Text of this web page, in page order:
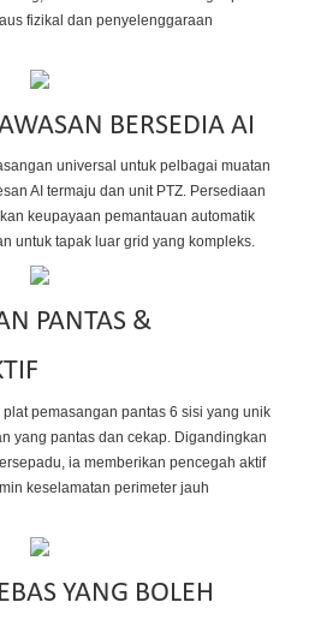
fizikal dan penyelenggaraan
BERSEDIA AI
universal untuk pelbagai muatan
AI termaju dan unit PTZ. Persediaan
keupayaan pemantauan automatik
untuk tapak luar grid yang kompleks.
PANTAS &
pemasangan pantas 6 sisi yang unik
yang pantas dan cekap. Digandingkan
ia memberikan pencegah aktif
keselamatan perimeter jauh
YANG BOLEH